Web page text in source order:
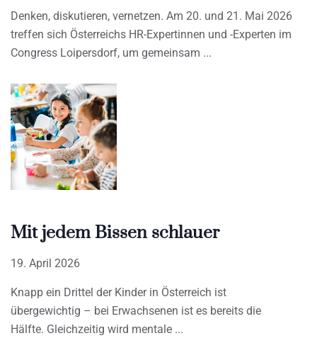
Denken, diskutieren, vernetzen. Am 20. und 21. Mai 2026
treffen sich Österreichs HR-Expertinnen und -Experten im
Congress Loipersdorf, um gemeinsam
Mit jedem Bissen schlauer
19. April 2026
Knapp ein Drittel der Kinder in Österreich ist
übergewichtig – bei Erwachsenen ist es bereits die
Hälfte. Gleichzeitig wird mentale